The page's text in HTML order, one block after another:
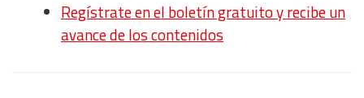
Regístrate en el boletín gratuito y recibe un
avance de los contenidos